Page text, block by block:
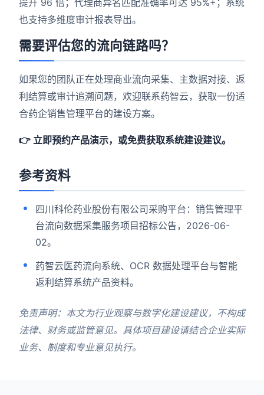
提升 96 倍；代理商异名匹配准确率可达 95%+；系统
也支持多维度审计报表导出。
需要评估您的流向链路吗？
如果您的团队正在处理商业流向采集、主数据对接、返
利结算或审计追溯问题，欢迎联系药智云，获取一份适
合药企销售管理平台的建设方案。
👉 立即预约产品演示，或免费获取系统建设建议。
参考资料
四川科伦药业股份有限公司采购平台：销售管理平
台流向数据采集服务项目招标公告，2026-06-
02。
药智云医药流向系统、OCR 数据处理平台与智能
返利结算系统产品资料。
免责声明：本文为行业观察与数字化建设建议，不构成
法律、财务或监管意见。具体项目建设请结合企业实际
业务、制度和专业意见执行。